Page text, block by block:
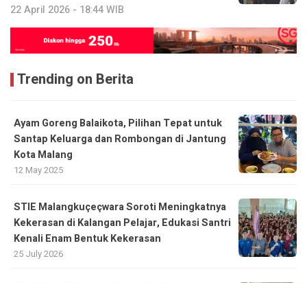
22 April 2026 - 18:44 WIB
Trending on Berita
Ayam Goreng Balaikota, Pilihan Tepat untuk
Santap Keluarga dan Rombongan di Jantung
Kota Malang
12 May 2025
STIE Malangkuçeçwara Soroti Meningkatnya
Kekerasan di Kalangan Pelajar, Edukasi Santri
Kenali Enam Bentuk Kekerasan
25 July 2026